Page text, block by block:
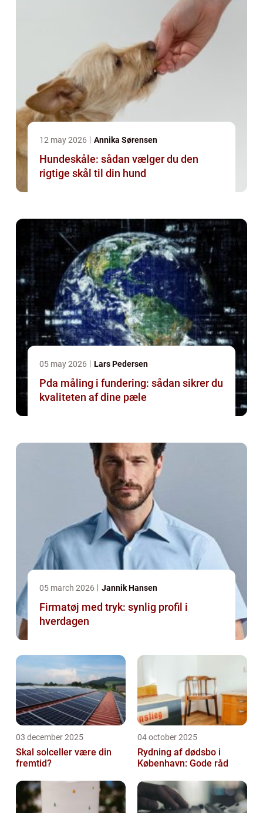
12 may 2026 Annika Sørensen
Hundeskåle: sådan vælger du den
rigtige skål til din hund
05 may 2026 Lars Pedersen
Pda måling i fundering: sådan sikrer du
kvaliteten af dine pæle
05 march 2026 Jannik Hansen
Firmatøj med tryk: synlig profil i
hverdagen
03 december 2025
Skal solceller være din
fremtid?
04 october 2025
Rydning af dødsbo i
København: Gode råd